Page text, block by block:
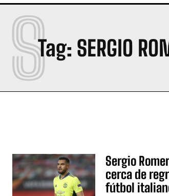
Tag: SERGIO
S
Sergio
cerca de
fútbol